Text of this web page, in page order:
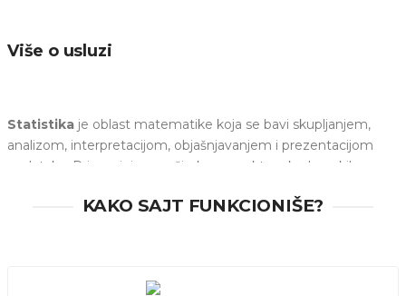
Više o usluzi
Statistika je oblast matematike koja se bavi skupljanjem,
analizom, interpretacijom, objašnjavanjem i prezentacijom
podataka. Primenjuje se u širokom spektru akademskih
prvi put susreću u višim razredima osnovne škole, a zatim, u
Ukoliko Vam je potrebna dodatna pomoć da savladate
KAKO SAJT FUNKCIONIŠE?